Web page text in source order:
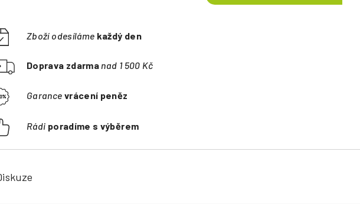
Zboží odesíláme každý den
Doprava zdarma nad 1 500 Kč
Garance vrácení peněz
Rádi poradíme s výběrem